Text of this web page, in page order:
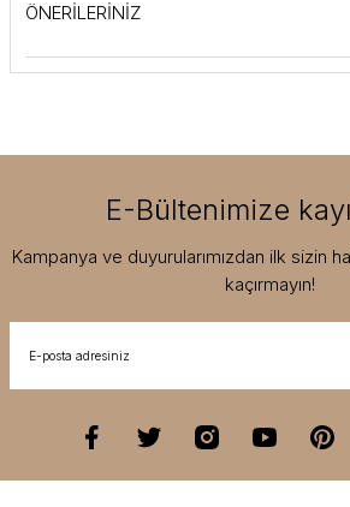
ÖNERİLERİNİZ
E-Bültenimize
Kampanya ve duyurularımızdan ilk sizin
kaçırmayın!